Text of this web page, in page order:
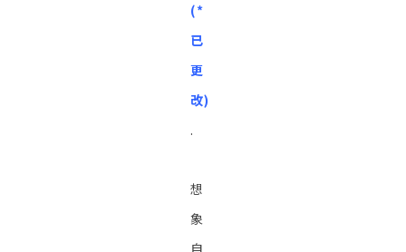
(*
已
更
改)
.
想
象
自